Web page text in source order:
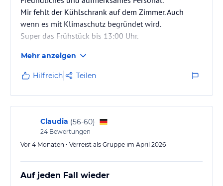
Mir fehlt der Kühlschrank auf dem Zimmer. Auch
wenn es mit Klimaschutz begründet wird.
Super das Frühstück bis 13:00 Uhr.
Mehr anzeigen
Hilfreich Teilen
Claudia (56-60)
24 Bewertungen
Vor 4 Monaten • Verreist als Gruppe im April 2026
Auf jeden Fall wieder